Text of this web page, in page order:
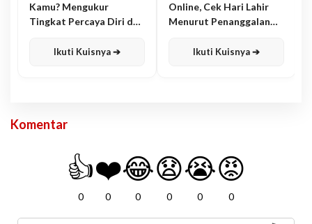
Kamu? Mengukur
Tingkat Percaya Diri dan
Ikuti Kuisnya ➔
Online, Cek Hari Lahir
Menurut Penanggalan
Ikuti Kuisnya ➔
Komentar
👍
0
❤️
0
😂
0
😧
0
😭
0
😡
0